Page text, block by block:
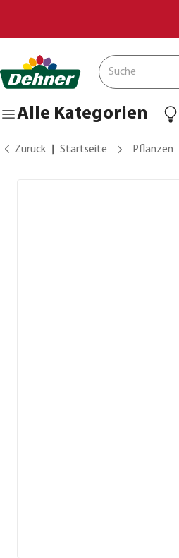
Alle Kategorien
Zurück Startseite Pflanzen